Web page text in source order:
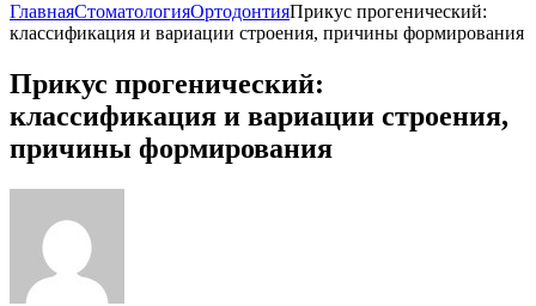
ГлавнаяСтоматологияОртодонтияПрикус прогенический:
классификация и вариации строения, причины формирования
Прикус прогенический:
классификация и вариации строения,
причины формирования